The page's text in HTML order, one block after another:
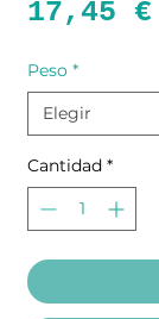
17,45 €
Peso *
Cantidad *